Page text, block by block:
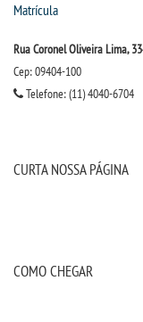
Matrícula
Rua Coronel Oliveira Lima,
Cep: 09404-100
Telefone: (11) 4040-6704
CURTA NOSSA PÁGINA
COMO CHEGAR